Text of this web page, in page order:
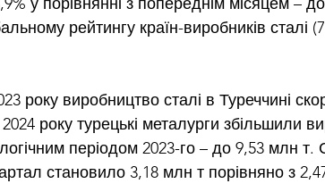
рейтингу країн-виробників сталі
року виробництво сталі в Туреччині
року турецькі металурги збільшили
періодом 2023-го – до 9,53 млн
становило 3,18 млн т порівняно з